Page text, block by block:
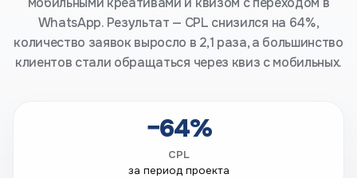
WhatsApp. Результат — CPL снизился на 64%,
количество заявок выросло в 2,1 раза, а большинство
клиентов стали обращаться через квиз с мобильных.
−64%
CPL
за период проекта